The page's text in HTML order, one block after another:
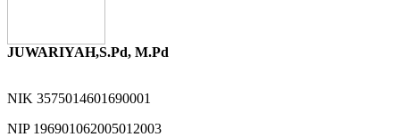
JUWARIYAH,S.Pd, M.Pd
NIK 3575014601690001
NIP 196901062005012003